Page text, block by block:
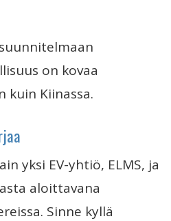
on kovaa
kuin Kiinassa.
yksi EV-yhtiö, ELMS, ja
aloittavana
Sinne kyllä